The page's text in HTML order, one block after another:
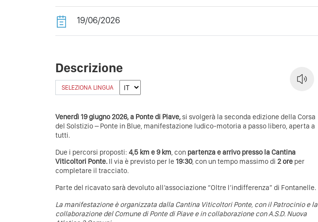
19/06/2026
Descrizione
SELEZIONA LINGUA
Venerdì 19 giugno 2026, a Ponte di Piave,si svolgerà la seconda edizione della Corsa
del Solstizio – Ponte in Blue, manifestazione ludico-motoria a passo libero, aperta a
tutti.
Due i percorsi proposti: 4,5 km e 9 km, con partenza e arrivo presso la Cantina
Viticoltori Ponte. Il via è previsto per le 19:30, con un tempo massimo di 2 ore per
completare il tracciato.
Parte del ricavato sarà devoluto all’associazione “Oltre l’indifferenza” di Fontanelle.
La manifestazione è organizzata dalla Cantina Viticoltori Ponte, con il Patrocinio e la
collaborazione del Comune di Ponte di Piave e in collaborazione con A.S.D. Nuova